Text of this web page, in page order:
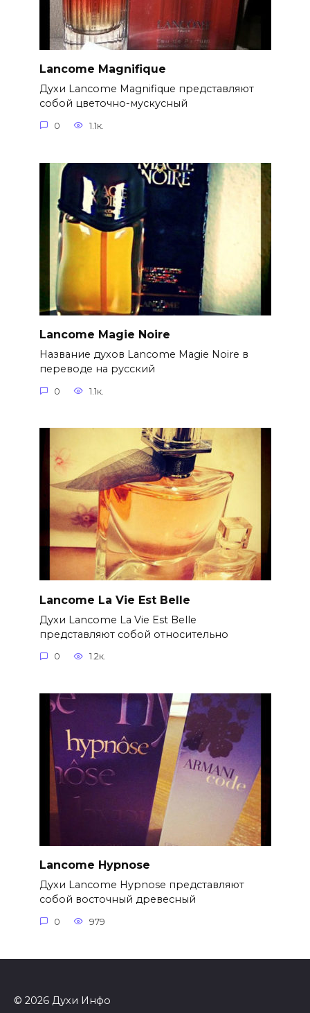
Lancome Magnifique
Духи Lancome Magnifique представляют
собой цветочно-мускусный
0 1.1к.
Lancome Magie Noire
Название духов Lancome Magie Noire в
переводе на русский
0 1.1к.
Lancome La Vie Est Belle
Духи Lancome La Vie Est Belle
представляют собой относительно
0 1.2к.
Lancome Hypnose
Духи Lancome Hypnose представляют
собой восточный древесный
0 979
© 2026 Духи Инфо